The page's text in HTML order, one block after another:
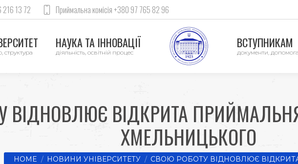
216 13 72 Приймальна комісія +380 97 765 82 96
структура
НАУКА ТА ІННОВАЦІЇ
діяльність, освітній процес
ВСТУПНИКАМ
документи,
ВІДНОВЛЮЄ ВІДКРИТА
ХМЕЛЬНИЦЬКОГО
You are here:
HOME НОВИНИ УНІВЕРСИТЕТУ СВОЮ РОБОТУ ВІДНОВЛЮЄ